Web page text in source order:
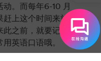
。而每年6-10 月
上这个时间来旅
此之前，就要记得多
英语口语哦。